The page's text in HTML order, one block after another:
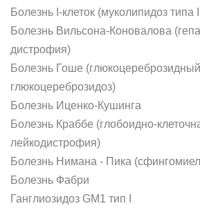
Болезнь I-клеток (муколипидоз типа
Болезнь Вильсона-Коновалова
дистрофия)
Болезнь Гоше
глюкоцереброзидоз)
Болезнь Иценко-Кушинга
Болезнь Краббе (глобоидно-
лейкодистрофия)
Болезнь Нимана - Пика
Болезнь Фабри
Ганглиозидоз GM1 тип I